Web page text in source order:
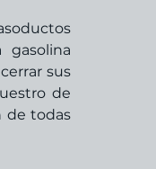
sus
de
de todas